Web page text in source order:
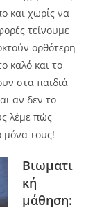
και χωρίς να
τείνουμε
ορθότερη
καλό και το
στα παιδιά
αν δεν το
λέμε πώς
μόνα τους!
Βιωματι
κή
μάθηση: